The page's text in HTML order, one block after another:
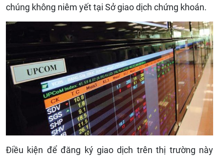
chúng không niêm yết tại Sở giao dịch chứng khoán.
Điều kiện để đăng ký giao dịch trên thị trường này